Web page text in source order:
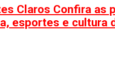
Claros Confira as
esportes e cultura